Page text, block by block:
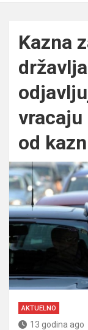
Kazna
vracaju
od
AKTUELNO
13 godina ago